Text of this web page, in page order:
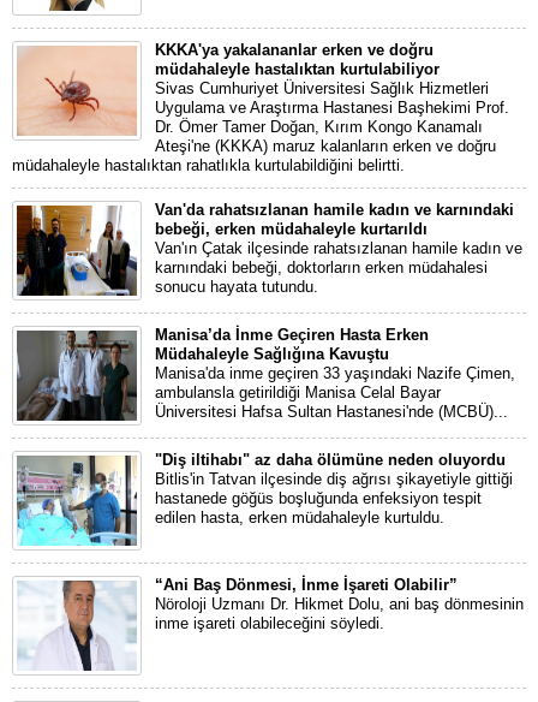
KKKA'ya yakalananlar erken ve doğru
müdahaleyle hastalıktan kurtulabiliyor
Sivas Cumhuriyet Üniversitesi Sağlık Hizmetleri
Uygulama ve Araştırma Hastanesi Başhekimi Prof.
Dr. Ömer Tamer Doğan, Kırım Kongo Kanamalı
Ateşi'ne (KKKA) maruz kalanların erken ve doğru
müdahaleyle hastalıktan rahatlıkla kurtulabildiğini belirtti.
Van'da rahatsızlanan hamile kadın ve karnındaki
bebeği, erken müdahaleyle kurtarıldı
Van'ın Çatak ilçesinde rahatsızlanan hamile kadın ve
karnındaki bebeği, doktorların erken müdahalesi
sonucu hayata tutundu.
Manisa’da İnme Geçiren Hasta Erken
Müdahaleyle Sağlığına Kavuştu
Manisa'da inme geçiren 33 yaşındaki Nazife Çimen,
ambulansla getirildiği Manisa Celal Bayar
Üniversitesi Hafsa Sultan Hastanesi'nde (MCBÜ)...
"Diş iltihabı" az daha ölümüne neden oluyordu
Bitlis'in Tatvan ilçesinde diş ağrısı şikayetiyle gittiği
hastanede göğüs boşluğunda enfeksiyon tespit
edilen hasta, erken müdahaleyle kurtuldu.
“Ani Baş Dönmesi, İnme İşareti Olabilir”
Nöroloji Uzmanı Dr. Hikmet Dolu, ani baş dönmesinin
inme işareti olabileceğini söyledi.